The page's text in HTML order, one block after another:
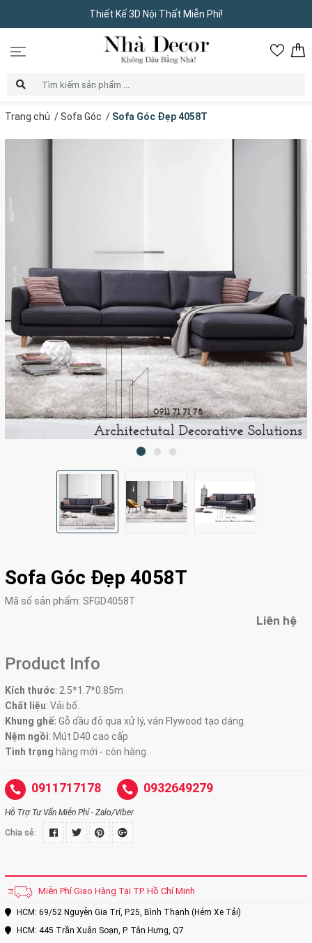
Thiết Kế 3D Nội Thất Miễn Phí!
Trang chủ /Sofa Góc / Sofa Góc Đẹp 4058T
Sofa Góc Đẹp 4058T
Mã số sản phẩm: SFGD4058T
Liên hệ
Product Info
Kích thước: 2.5*1.7*0.85m
Chất liệu: Vải bố.
Khung ghế: Gỗ dầu đỏ qua xử lý, ván Flywood tạo dáng.
Nệm ngồi: Mút D40 cao cấp
Tình trạng hàng mới - còn hàng.
0911717178 0932649279
Hỗ Trợ Tư Vấn Miễn Phí - Zalo/Viber
Chia sẻ:
Miễn Phí Giao Hàng Tại TP. Hồ Chí Minh
HCM: 69/52 Nguyễn Gia Trí, P.25, Bình Thạnh (Hẻm Xe Tải)
HCM: 445 Trần Xuân Soạn, P. Tân Hưng, Q7